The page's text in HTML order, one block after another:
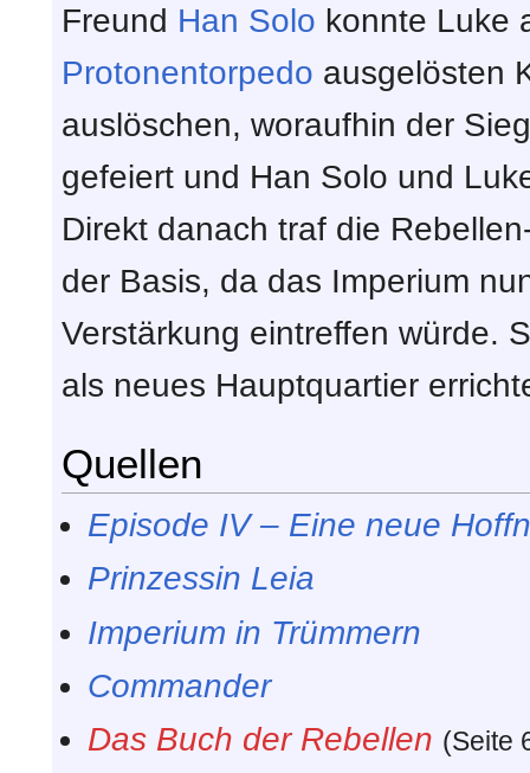
Freund Han Solo konnte Luke
Protonentorpedo ausgelösten
auslöschen, woraufhin der
gefeiert und Han Solo und
Direkt danach traf die
der Basis, da das Imperium
Verstärkung eintreffen würde.
als neues Hauptquartier
Quellen
Episode IV – Eine neue
Prinzessin Leia
Imperium in Trümmern
Commander
Das Buch der Rebellen (Seite